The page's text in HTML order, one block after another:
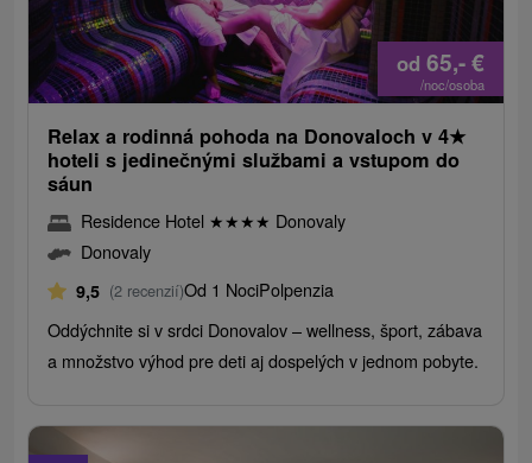
od 65,-€
/noc/osoba
Relax a rodinná pohoda na Donovaloch v 4★
hoteli s jedinečnými službami a vstupom do
sáun
Residence Hotel ★★★★ Donovaly
Donovaly
9,5 (2 recenzií)Od 1 NociPolpenzia
Oddýchnite si v srdci Donovalov – wellness, šport, zábava
a množstvo výhod pre deti aj dospelých v jednom pobyte.